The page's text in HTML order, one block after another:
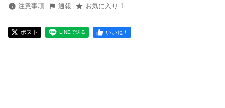
注意事項 通報 お気に入り 1
ポスト LINEで送る いいね！